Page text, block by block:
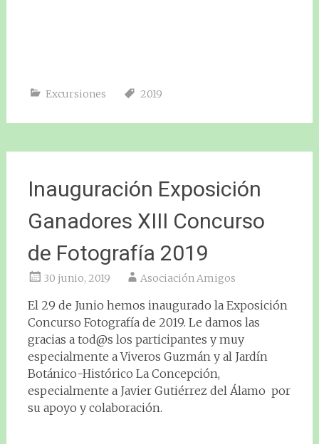
Excursiones 2019
Inauguración Exposición
Ganadores XIII Concurso
de Fotografía 2019
30 junio, 2019 Asociación Amigos
El 29 de Junio hemos inaugurado la Exposición
Concurso Fotografía de 2019. Le damos las
gracias a tod@s los participantes y muy
especialmente a Viveros Guzmán y al Jardín
Botánico-Histórico La Concepción,
especialmente a Javier Gutiérrez del Álamo por
su apoyo y colaboración.